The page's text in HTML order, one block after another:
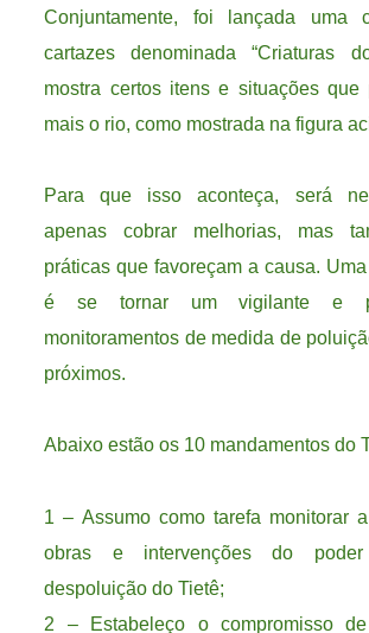
Conjuntamente, foi lançada uma
cartazes denominada “Criaturas
mostra certos itens e situações que
mais o rio, como mostrada na figura
Para que isso aconteça, será
apenas cobrar melhorias, mas
práticas que favoreçam a causa.
é se tornar um vigilante e
monitoramentos de medida de
próximos.
Abaixo estão os 10 mandamentos do
1 – Assumo como tarefa monitorar
obras e intervenções do
despoluição do Tietê;
2 – Estabeleço o compromisso